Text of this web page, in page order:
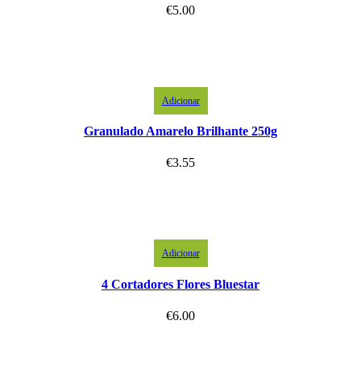
€5.00
Adicionar
Granulado Amarelo Brilhante 250g
€3.55
Adicionar
4 Cortadores Flores Bluestar
€6.00